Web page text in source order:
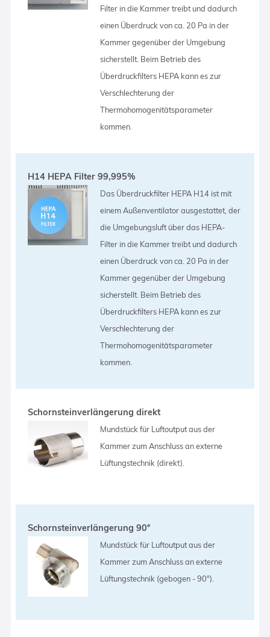
Filter in die Kammer treibt und dadurch
einen Überdruck von ca. 20 Pa in der
Kammer gegenüber der Umgebung
sicherstellt. Beim Betrieb des
Überdruckfilters HEPA kann es zur
Verschlechterung der
Thermohomogenitätsparameter
kommen.
H14 HEPA Filter 99,995%
Das Überdruckfilter HEPA H14 ist mit
einem Außenventilator ausgestattet, der
die Umgebungsluft über das HEPA-
Filter in die Kammer treibt und dadurch
einen Überdruck von ca. 20 Pa in der
Kammer gegenüber der Umgebung
sicherstellt. Beim Betrieb des
Überdruckfilters HEPA kann es zur
Verschlechterung der
Thermohomogenitätsparameter
kommen.
Schornsteinverlängerung direkt
Mundstück für Luftoutput aus der
Kammer zum Anschluss an externe
Lüftungstechnik (direkt).
Schornsteinverlängerung 90°
Mundstück für Luftoutput aus der
Kammer zum Anschluss an externe
Lüftungstechnik (gebogen - 90°).